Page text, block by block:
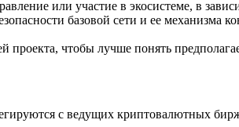
или участие в экосистеме, в
базовой сети и ее механизма
проекта, чтобы лучше понять
с ведущих криптовалютных